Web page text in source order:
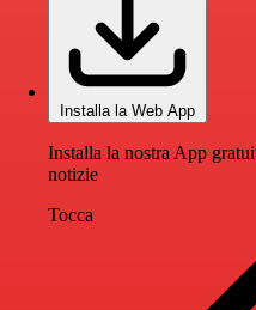
Installa la Web App
Installa la nostra App
notizie
Tocca